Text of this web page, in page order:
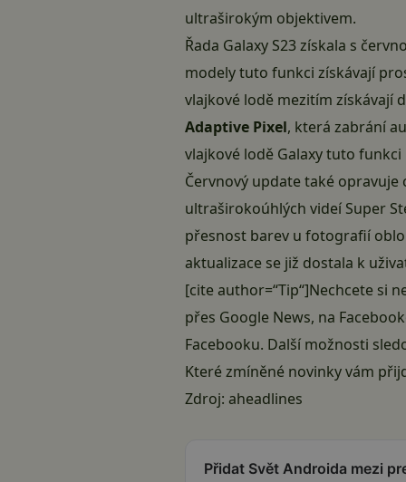
ultraširokým objektivem.
Řada Galaxy S23 získala s
modely tuto funkci získávají
vlajkové lodě mezitím získávají
Adaptive Pixel, která zabrání
vlajkové lodě Galaxy tuto
Červnový update také opravuje
ultraširokoúhlých videí Super
přesnost barev u fotografií
aktualizace se již dostala k
[cite author=“Tip“]Nechcete si
přes Google News, na
Facebooku. Další možnosti
Které zmíněné novinky vám
Zdroj: aheadlines
Přidat Svět Androida mezi